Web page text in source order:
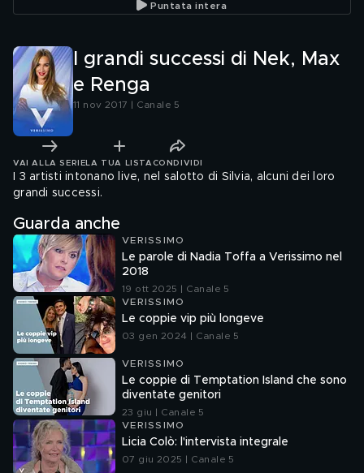
Puntata intera
I grandi successi di Nek, Max
e Renga
11 nov 2017 | Canale 5
VAI ALLA SERIE LA TUA LISTA CONDIVIDI
I 3 artisti intonano live, nel salotto di Silvia, alcuni dei loro
grandi successi.
Guarda anche
VERISSIMO
Le parole di Nadia Toffa a Verissimo nel
2018
19 ott 2025 | Canale 5
VERISSIMO
Le coppie vip più longeve
03 gen 2024 | Canale 5
VERISSIMO
Le coppie di Temptation Island che sono
diventate genitori
23 giu | Canale 5
VERISSIMO
Licia Colò: l'intervista integrale
07 giu 2025 | Canale 5